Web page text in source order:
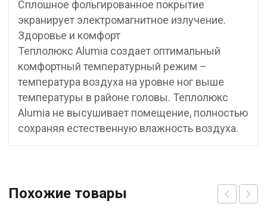
Сплошное фольгированное покрытие
экранирует электромагнитное излучение.
Здоровье и комфорт
Теплолюкс Alumia создает оптимальный
комфортный температурный режим –
температура воздуха на уровне ног выше
температуры в районе головы. Теплолюкс
Alumia не высушивает помещение, полностью
сохраняя естественную влажность воздуха.
Похожие товары